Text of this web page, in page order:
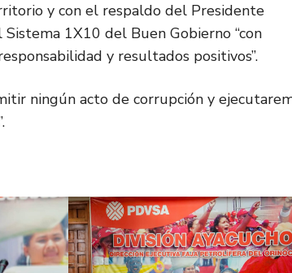
y con el respaldo del Presidente
1X10 del Buen Gobierno “con
y resultados positivos”.
ningún acto de corrupción y